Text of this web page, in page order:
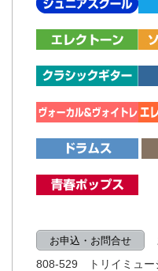
お申込・お問合せ
808-529 トリイミュー